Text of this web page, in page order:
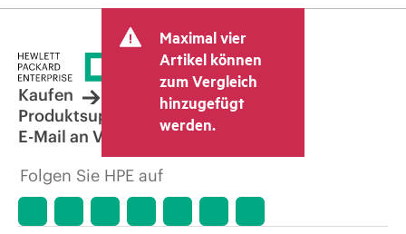
Maximal vier
Artikel können
zum Vergleich
hinzugefügt
werden.
Kaufen
Produktsupport
E-Mail an Vertrieb
Folgen Sie HPE auf